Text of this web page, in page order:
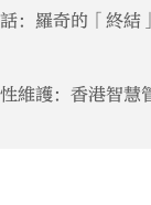
：羅奇的「終結
維護：香港智慧